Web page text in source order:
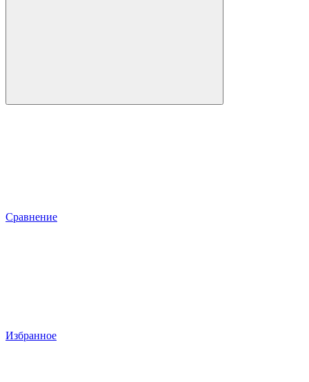
Сравнение
Избранное